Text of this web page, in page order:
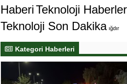
HaberiTeknoloji
Teknoloji Son Dakika ığdır
Kategori Haberleri